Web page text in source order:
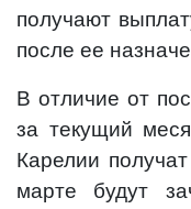
получают
после ее
В отличие от
за текущий
Карелии
марте будут